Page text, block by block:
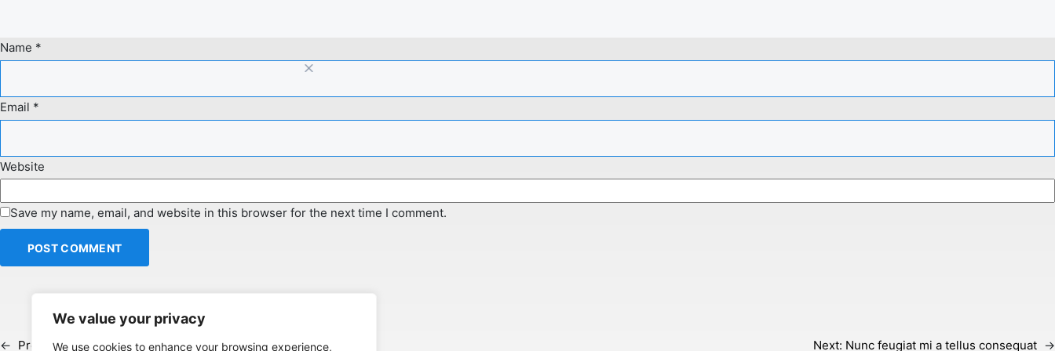
We value your privacy
We use cookies to enhance your browsing experience,
Name *
Email *
Website
Save my name, email, and website in this browser for the next time I comment.
← Previous:Ultrices ultrices enim curabitur Next: Nunc feugiat mi a tellus consequat →